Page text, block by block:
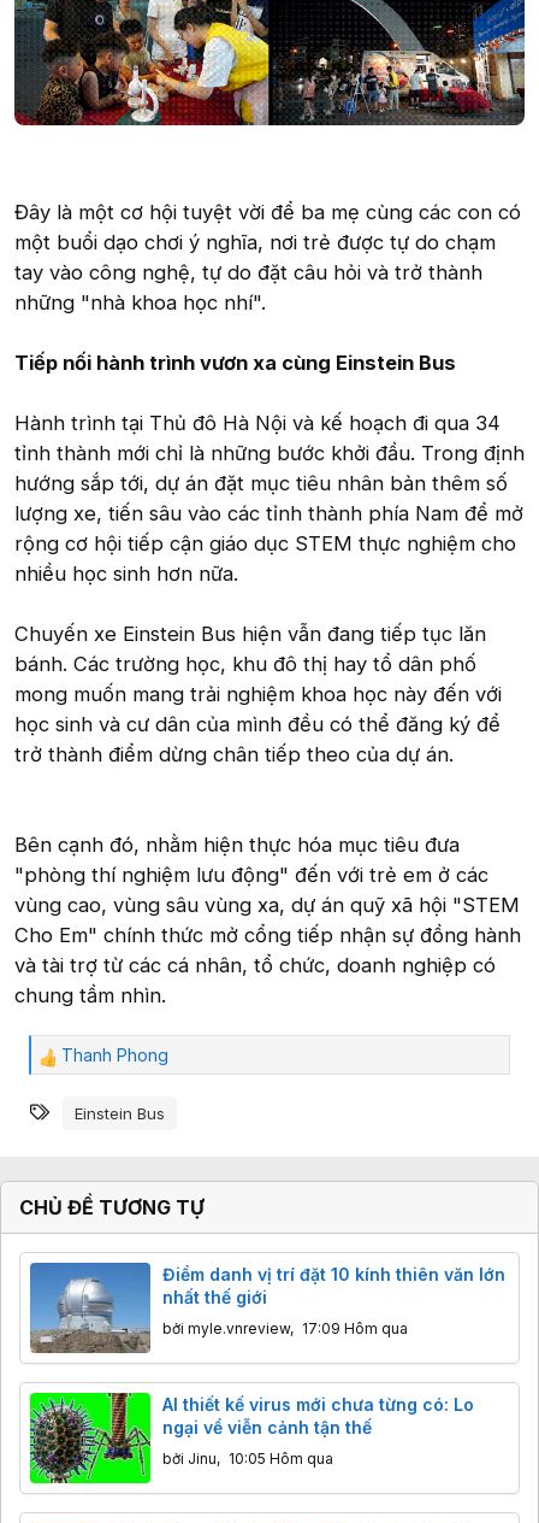
Đây là một cơ hội tuyệt vời để ba mẹ cùng các con có
một buổi dạo chơi ý nghĩa, nơi trẻ được tự do chạm
tay vào công nghệ, tự do đặt câu hỏi và trở thành
những "nhà khoa học nhí".
Tiếp nối hành trình vươn xa cùng Einstein Bus
Hành trình tại Thủ đô Hà Nội và kế hoạch đi qua 34
tỉnh thành mới chỉ là những bước khởi đầu. Trong định
hướng sắp tới, dự án đặt mục tiêu nhân bản thêm số
lượng xe, tiến sâu vào các tỉnh thành phía Nam để mở
rộng cơ hội tiếp cận giáo dục STEM thực nghiệm cho
nhiều học sinh hơn nữa.
Chuyến xe Einstein Bus hiện vẫn đang tiếp tục lăn
bánh. Các trường học, khu đô thị hay tổ dân phố
mong muốn mang trải nghiệm khoa học này đến với
học sinh và cư dân của mình đều có thể đăng ký để
trở thành điểm dừng chân tiếp theo của dự án.
Bên cạnh đó, nhằm hiện thực hóa mục tiêu đưa
"phòng thí nghiệm lưu động" đến với trẻ em ở các
vùng cao, vùng sâu vùng xa, dự án quỹ xã hội "STEM
Cho Em" chính thức mở cổng tiếp nhận sự đồng hành
và tài trợ từ các cá nhân, tổ chức, doanh nghiệp có
chung tầm nhìn.
C
m
c
:
Thanh Phong
Từ khóa
Einstein Bus
CHỦ ĐỀ TƯƠNG TỰ
Điểm danh vị trí đặt 10 kính thiên văn lớn
nhất thế giới
bởi myle.vnreview, 17:09 Hôm qua
AI thiết kế virus mới chưa từng có: Lo
ngại về viễn cảnh tận thế
bởi Jinu, 10:05 Hôm qua